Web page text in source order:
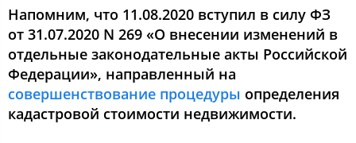
Напомним, что 11.08.2020 вступил в силу ФЗ
от 31.07.2020 N 269 «О внесении изменений в
отдельные законодательные акты Российской
Федерации», направленный на
совершенствование процедуры определения
кадастровой стоимости недвижимости.